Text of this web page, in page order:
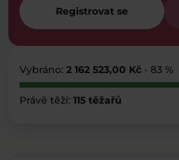
Registrovat se
Vybráno: 2 162 523,00 Kč - 83 %
Právě těží: 115 těžařů